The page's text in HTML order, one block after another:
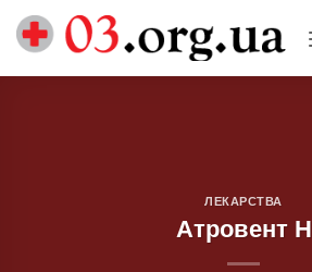
Skip
ЛЕКАРСТВА
Атровент Н